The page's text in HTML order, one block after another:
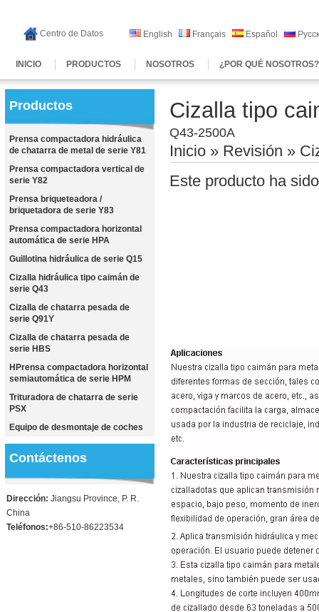
Centro de Datos English Français Español
INICIO PRODUCTOS NOSOTROS ¿POR QUÉ NOSOTROS?
Productos
Prensa compactadora hidráulica
de chatarra de metal de serie Y81
Prensa compactadora vertical de
serie Y82
Prensa briqueteadora /
briquetadora de serie Y83
Prensa compactadora horizontal
automática de serie HPA
Guillotina hidráulica de serie Q15
Cizalla hidráulica tipo caimán de
serie Q43
Cizalla de chatarra pesada de
serie Q91Y
Cizalla de chatarra pesada de
serie HBS
HPrensa compactadora horizontal
semiautomática de serie HPM
Trituradora de chatarra de serie
PSX
Equipo de desmontaje de coches
Contáctenos
Dirección: Jiangsu Province, P. R.
China
Teléfonos:+86-510-86223534
Cizalla tipo
Q43-2500A
Inicio » Revisión »
Este producto ha